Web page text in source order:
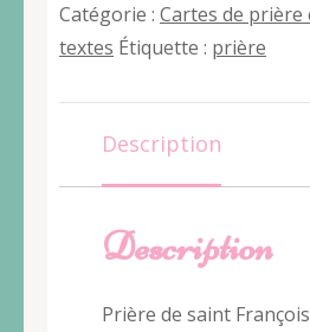
de
saint
Catégorie : Cartes de prière
textes Étiquette : prière
Description
Description
Prière de saint François